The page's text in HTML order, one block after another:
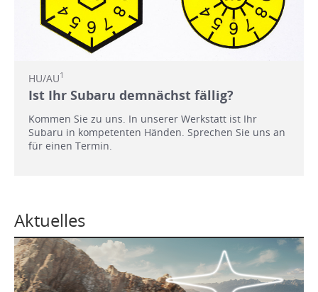
HU/AU1
Ist Ihr Subaru demnächst fällig?
Kommen Sie zu uns. In unserer Werkstatt ist Ihr
Subaru in kompetenten Händen. Sprechen Sie uns an
für einen Termin.
Aktuelles